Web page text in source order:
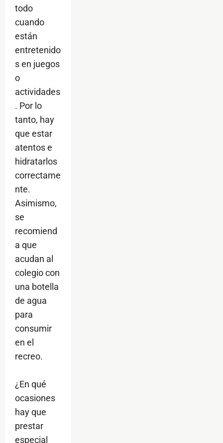
todo
cuando
están
entretenido
s en juegos
o
actividades
. Por lo
tanto, hay
que estar
atentos e
hidratarlos
correctame
nte.
Asimismo,
se
recomiend
a que
acudan al
colegio con
una botella
de agua
para
consumir
en el
recreo.
¿En qué
ocasiones
hay que
prestar
especial